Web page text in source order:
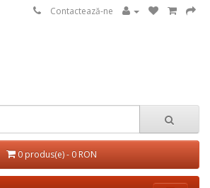
Contactează-ne
0 produs(e) - 0 RON